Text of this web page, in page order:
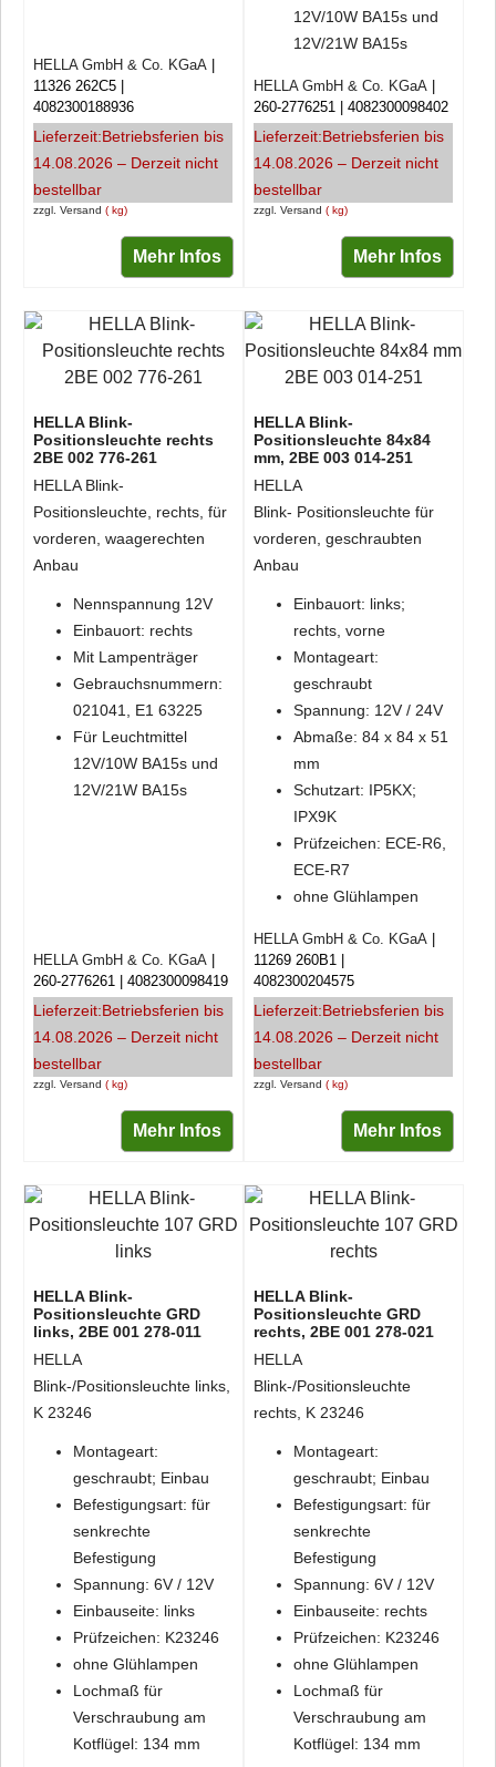
zzgl. Versand kg
HELLA GmbH & Co. KGaA
11326 262C5
4082300188936
Lieferzeit:Betriebsferien bis
14.08.2026 – Derzeit nicht
bestellbar
Mehr Infos
12V/10W BA15s und
12V/21W BA15s
zzgl. Versand kg
HELLA GmbH & Co. KGaA
260-2776251
4082300098402
Lieferzeit:Betriebsferien bis
14.08.2026 – Derzeit nicht
bestellbar
Mehr Infos
HELLA Blink-
Positionsleuchte rechts
2BE 002 776-261
HELLA Blink-
Positionsleuchte, rechts, für
vorderen, waagerechten
Anbau
Nennspannung 12V
Einbauort: rechts
Mit Lampenträger
Gebrauchsnummern:
021041, E1 63225
Für Leuchtmittel
12V/10W BA15s und
12V/21W BA15s
zzgl. Versand kg
HELLA GmbH & Co. KGaA
260-2776261
4082300098419
Lieferzeit:Betriebsferien bis
14.08.2026 – Derzeit nicht
bestellbar
Mehr Infos
HELLA Blink-
Positionsleuchte 84x84
mm, 2BE 003 014-251
HELLA
Blink- Positionsleuchte für
vorderen, geschraubten
Anbau
Einbauort: links;
rechts, vorne
Montageart:
geschraubt
Spannung: 12V / 24V
Abmaße: 84 x 84 x 51
mm
Schutzart: IP5KX;
IPX9K
Prüfzeichen: ECE-R6,
ECE-R7
ohne Glühlampen
zzgl. Versand kg
HELLA GmbH & Co. KGaA
11269 260B1
4082300204575
Lieferzeit:Betriebsferien bis
14.08.2026 – Derzeit nicht
bestellbar
Mehr Infos
HELLA Blink-
Positionsleuchte GRD
links, 2BE 001 278-011
HELLA
Blink-/Positionsleuchte links,
K 23246
Montageart:
geschraubt; Einbau
Befestigungsart: für
senkrechte
Befestigung
Spannung: 6V / 12V
Einbauseite: links
Prüfzeichen: K23246
ohne Glühlampen
Lochmaß für
Verschraubung am
Kotflügel: 134 mm
HELLA Blink-
Positionsleuchte GRD
rechts, 2BE 001 278-021
HELLA
Blink-/Positionsleuchte
rechts, K 23246
Montageart:
geschraubt; Einbau
Befestigungsart: für
senkrechte
Befestigung
Spannung: 6V / 12V
Einbauseite: rechts
Prüfzeichen: K23246
ohne Glühlampen
Lochmaß für
Verschraubung am
Kotflügel: 134 mm